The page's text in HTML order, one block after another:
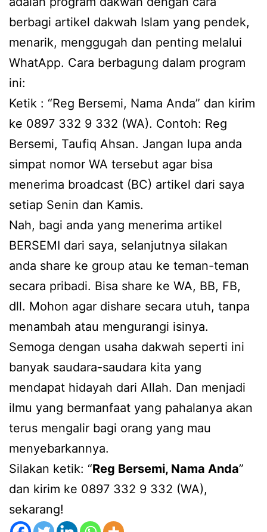
berbagi artikel dakwah Islam yang pendek,
menarik, menggugah dan penting melalui
WhatApp. Cara berbagung dalam program
ini:
Ketik : “Reg Bersemi, Nama Anda” dan kirim
ke 0897 332 9 332 (WA). Contoh: Reg
Bersemi, Taufiq Ahsan. Jangan lupa anda
simpat nomor WA tersebut agar bisa
menerima broadcast (BC) artikel dari saya
setiap Senin dan Kamis.
Nah, bagi anda yang menerima artikel
BERSEMI dari saya, selanjutnya silakan
anda share ke group atau ke teman-teman
secara pribadi. Bisa share ke WA, BB, FB,
dll. Mohon agar dishare secara utuh, tanpa
menambah atau mengurangi isinya.
Semoga dengan usaha dakwah seperti ini
banyak saudara-saudara kita yang
mendapat hidayah dari Allah. Dan menjadi
ilmu yang bermanfaat yang pahalanya akan
terus mengalir bagi orang yang mau
menyebarkannya.
Silakan ketik: “Reg Bersemi, Nama Anda”
dan kirim ke 0897 332 9 332 (WA),
sekarang!